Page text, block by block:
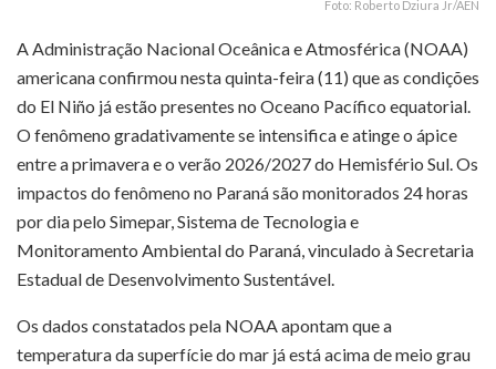
Foto: Roberto Dziura Jr/AEN
A Administração Nacional Oceânica e Atmosférica (NOAA)
americana confirmou nesta quinta-feira (11) que as condições
do El Niño já estão presentes no Oceano Pacífico equatorial.
O fenômeno gradativamente se intensifica e atinge o ápice
entre a primavera e o verão 2026/2027 do Hemisfério Sul. Os
impactos do fenômeno no Paraná são monitorados 24 horas
por dia pelo Simepar, Sistema de Tecnologia e
Monitoramento Ambiental do Paraná, vinculado à Secretaria
Estadual de Desenvolvimento Sustentável.
Os dados constatados pela NOAA apontam que a
temperatura da superfície do mar já está acima de meio grau